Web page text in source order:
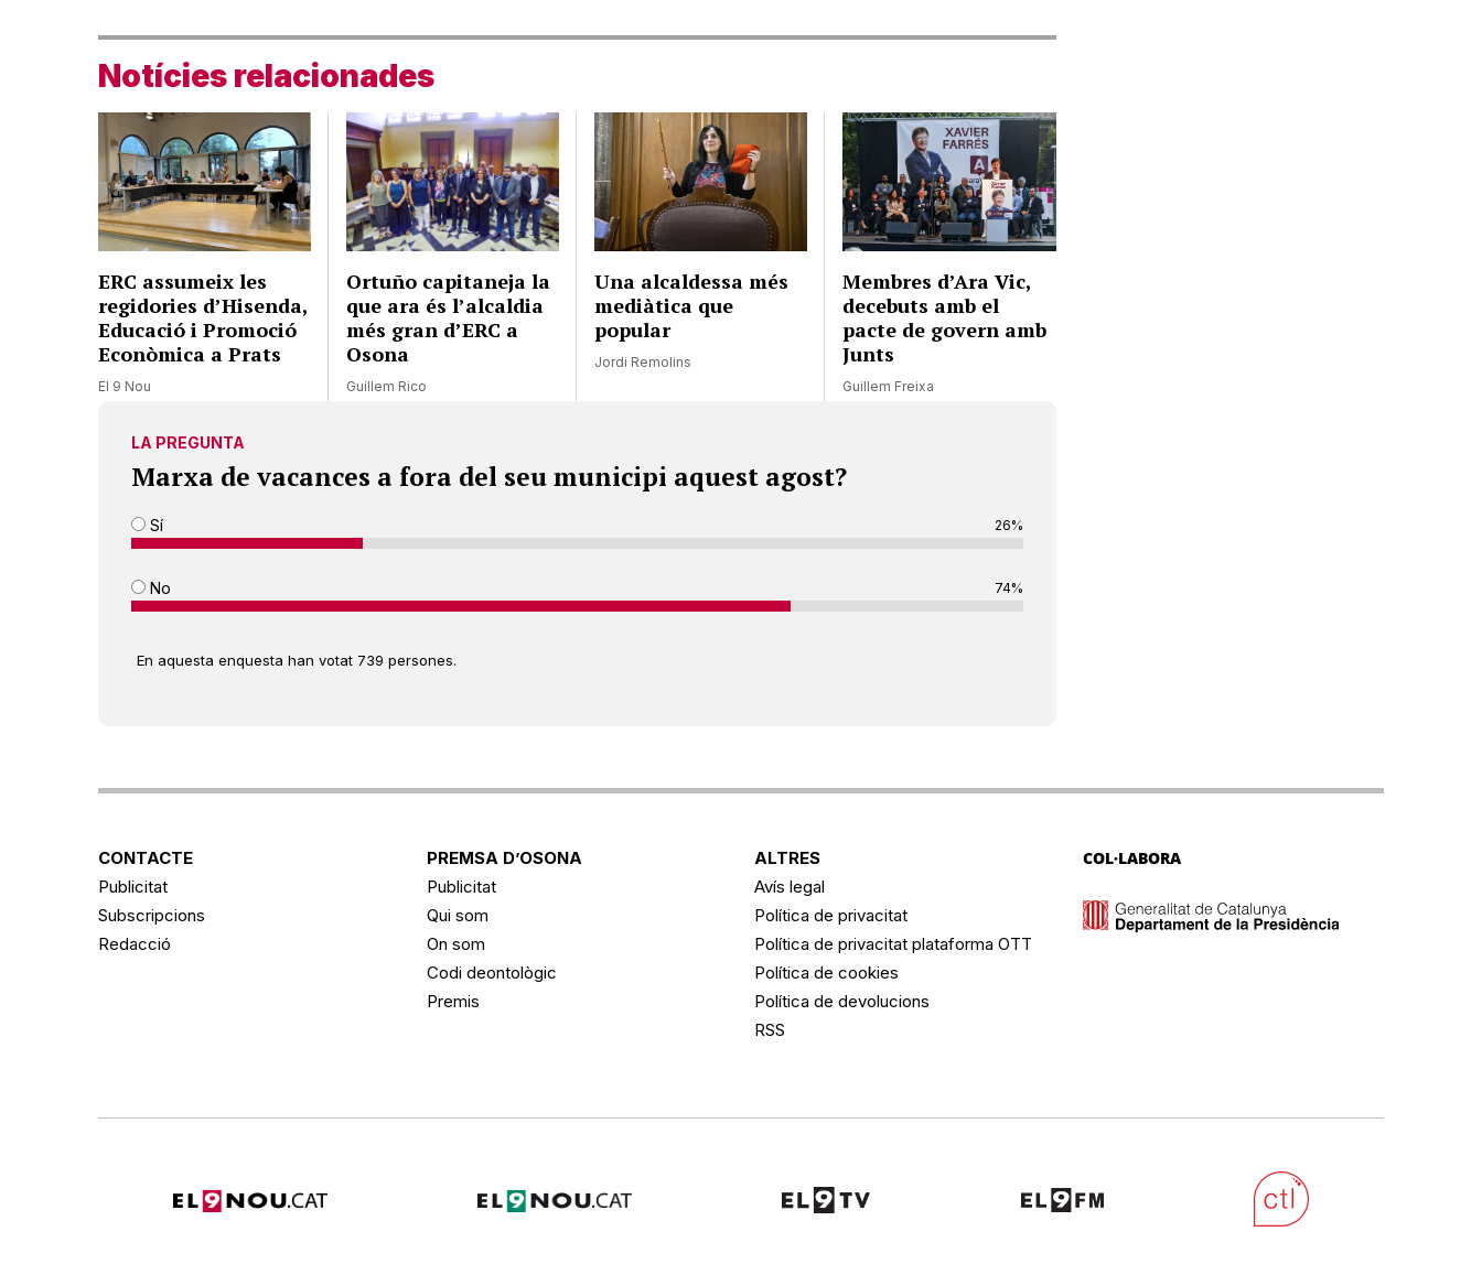
Notícies relacionades
ERC assumeix les
regidories d’Hisenda,
Educació i Promoció
Econòmica a Prats
El 9 Nou
Ortuño capitaneja la
que ara és l’alcaldia
més gran d’ERC a
Osona
Guillem Rico
Una alcaldessa més
mediàtica que
popular
Jordi Remolins
Membres d’Ara Vic,
decebuts amb el
pacte de govern amb
Junts
Guillem Freixa
LA PREGUNTA
Marxa de vacances a fora del seu municipi aquest agost?
Sí 26%
No 74%
En aquesta enquesta han votat 739 persones.
CONTACTE
Publicitat
Subscripcions
Redacció
PREMSA D’OSONA
Publicitat
Qui som
On som
Codi deontològic
Premis
ALTRES
Avís legal
Política de privacitat
Política de privacitat plataforma OTT
Política de cookies
Política de devolucions
RSS
COL·LABORA